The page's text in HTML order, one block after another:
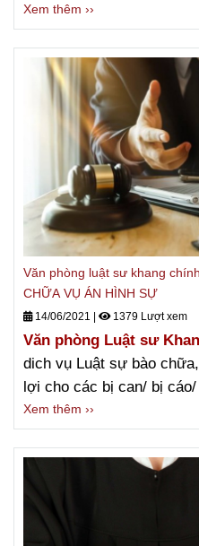
Xem thêm ››
Văn phòng luật sư khang
CHỮA VỤ ÁN HÌNH SỰ
14/06/2021 1379 Lượt xem
Văn phòng Luật sư
dich vụ Luật sự bào
lợi cho các bị can/ bị
Xem thêm ››